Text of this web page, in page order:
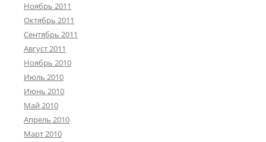
Ноябрь 2011
Октябрь 2011
Сентябрь 2011
Август 2011
Ноябрь 2010
Июль 2010
Июнь 2010
Май 2010
Апрель 2010
Март 2010